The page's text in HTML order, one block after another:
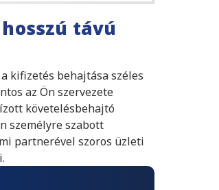
távú
kifizetés behajtása széles
az Ön szervezete
követelésbehajtó
személyre szabott
partnerével szoros üzleti